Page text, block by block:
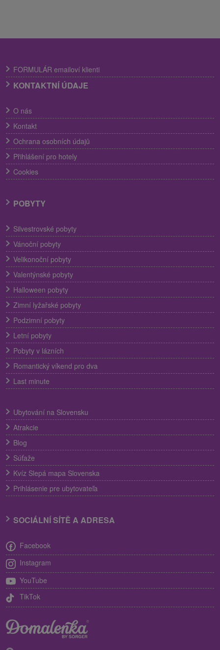
FORMULÁR emailoví klienti
KONTAKTNÍ ÚDAJE
O nás
Kontakt
Ochrana osobních údajů
Přihlášení pro hotely
Cookies
POBYTY
Silvestrovské pobyty
Vánoční pobyty
Velikonoční pobyty
Valentýnské pobyty
Halloween pobyty
Zimní lyžařské pobyty
Podzimní pobyty
Letní pobyty
Pobyty v lázních
Romantický víkend pro dva
Last minute
Ubytování na Slovensku
Atrakcie
Blog
Súťaže
Kvíz Slepá mapa Slovenska
Prihlásenie pre ubytovateľa
SOCIÁLNÍ SÍTĚ A ADRESA
Facebook
Instagram
YouTube
TikTok